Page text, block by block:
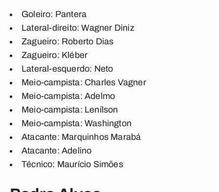
Goleiro: Pantera
Lateral-direito: Wagner Diniz
Zagueiro: Roberto Dias
Zagueiro: Kléber
Lateral-esquerdo: Neto
Meio-campista: Charles Vagner
Meio-campista: Adelmo
Meio-campista: Lenílson
Meio-campista: Washington
Atacante: Marquinhos Marabá
Atacante: Adelino
Técnico: Maurício Simões